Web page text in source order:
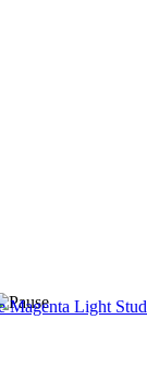
Magenta Light